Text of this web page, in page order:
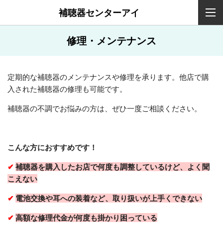
補聴器センターアイ
修理・メンテナンス
定期的な補聴器のメンテナンスや修理を承ります。 他店で購
入された補聴器の修理も可能です。
補聴器の不調でお悩みの方は、ぜひ一度ご相談ください。
こんな方におすすめです！
✔ 補聴器を購入したお店で何度も調整しているけど、よく聞
こえない
✔ 電池交換や耳への装着など、取り扱いが上手くできない
✔ 高額な修理代金が何度も掛かり困っている